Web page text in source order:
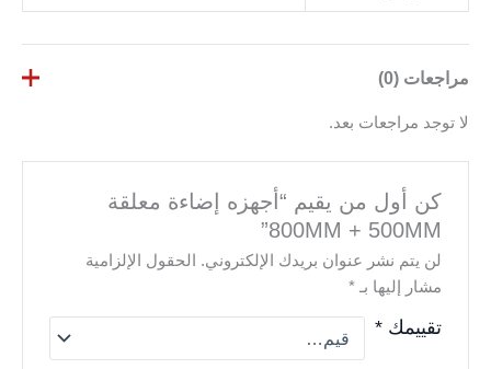
مراجعات (0)
لا توجد مراجعات بعد.
كن أول من يقيم “أجهزه إضاءة معلقة
800MM + 500MM”
لن يتم نشر عنوان بريدك الإلكتروني.
الحقول الإلزامية
مشار إليها بـ*
تقييمك*